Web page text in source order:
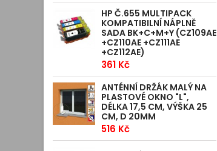
HP Č.655 MULTIPACK
KOMPATIBILNÍ NÁPLNĚ
SADA BK+C+M+Y (CZ109AE
+CZ110AE +CZ111AE
+CZ112AE)
361 Kč
ANTÉNNÍ DRŽÁK MALÝ NA
PLASTOVÉ OKNO "L",
DÉLKA 17,5 CM, VÝŠKA 25
CM, D 20MM
516 Kč